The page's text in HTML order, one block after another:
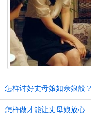
怎样讨好丈母娘如亲娘般？
怎样做才能让丈母娘放心